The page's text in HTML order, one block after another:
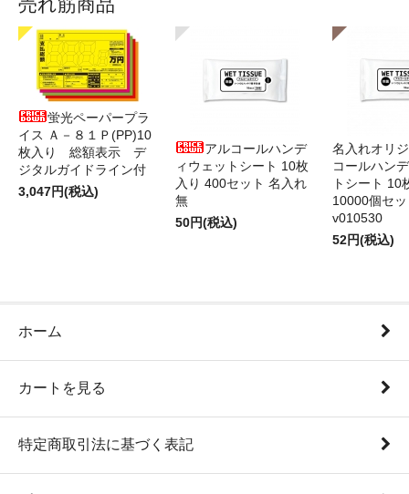
蛍光ペーパープラ
イス Ａ－８１Ｐ(PP)10
枚入り 総額表示 デ
ジタルガイドライン付
3,047円(税込)
アルコールハンデ
ィウェットシート 10枚
入り 400セット 名入れ
無
50円(税込)
名入れオリ
コールハン
トシート 10
10000個セ
v010530
52円(税込)
ホーム
カートを見る
特定商取引法に基づく表記